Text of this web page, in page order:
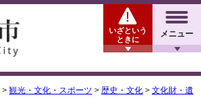
メニュー
いざという
ときに
> 観光・文化・スポーツ > 歴史・文化 > 文化財・遺